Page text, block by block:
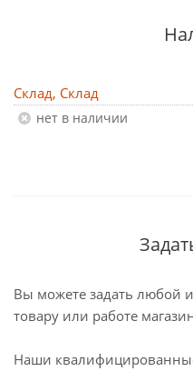
Склад, Склад
Нет в наличии
Вы можете задать любой
товару или работе
Наши